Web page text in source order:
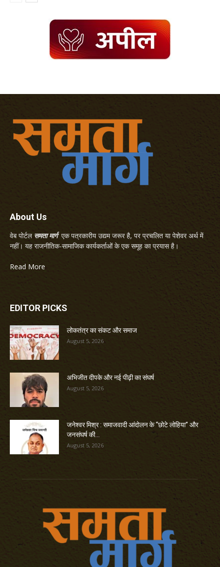
About Us
वेब पोर्टल समता मार्गएक पत्रकारीय उद्यम जरूर है, पर प्रचलित या पेशेवर अर्थ में
नहीं। यह राजनीतिक-सामाजिक कार्यकर्ताओं के एक समूह का प्रयास है।
Read More
EDITOR PICKS
लोकतंत्र का संकट और समाज
August 5, 2026
अभिजीत दीपके और नई पीढ़ी का संघर्ष
August 5, 2026
जनेश्वर मिश्र : समाजवादी आंदोलन के “छोटे लोहिया” और
जनसंघर्ष की...
August 5, 2026